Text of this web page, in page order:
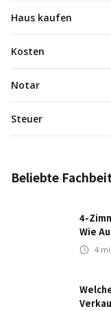
Haus kaufen
Kosten
Notar
Steuer
Beliebte
4-
Wie
4